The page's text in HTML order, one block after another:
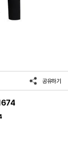
공유하기